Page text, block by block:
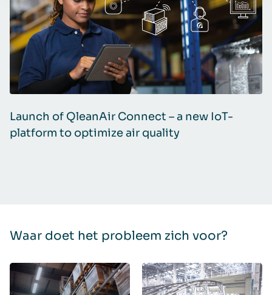
Launch of QleanAir Connect – a new IoT-
platform to optimize air quality
Waar doet het probleem zich voor?